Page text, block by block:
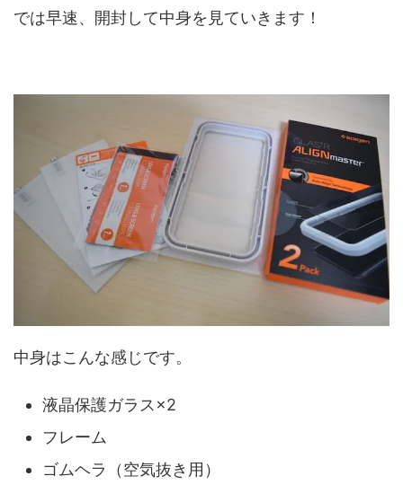
では早速、開封して中身を見ていきます！
中身はこんな感じです。
液晶保護ガラス×2
フレーム
ゴムヘラ（空気抜き用）